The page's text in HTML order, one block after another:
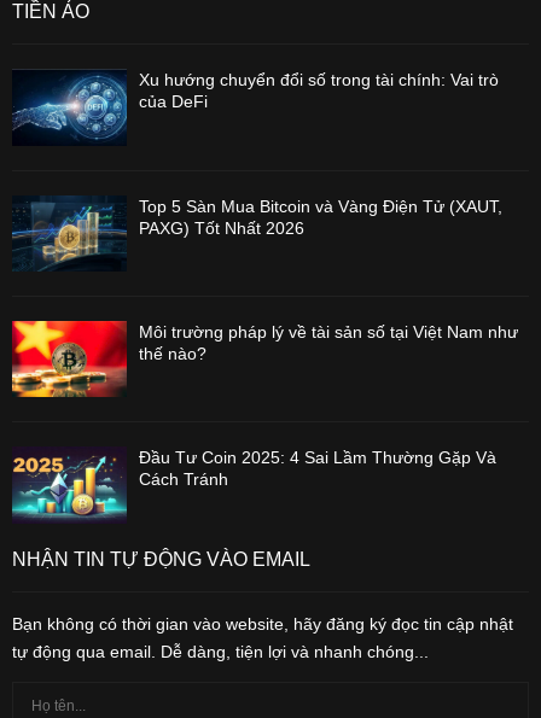
TIỀN ẢO
Xu hướng chuyển đổi số trong tài chính: Vai trò
của DeFi
Top 5 Sàn Mua Bitcoin và Vàng Điện Tử (XAUT,
PAXG) Tốt Nhất 2026
Môi trường pháp lý về tài sản số tại Việt Nam như
thế nào?
Đầu Tư Coin 2025: 4 Sai Lầm Thường Gặp Và
Cách Tránh
NHẬN TIN TỰ ĐỘNG VÀO EMAIL
Bạn không có thời gian vào website, hãy đăng ký đọc tin cập nhật
tự động qua email. Dễ dàng, tiện lợi và nhanh chóng...